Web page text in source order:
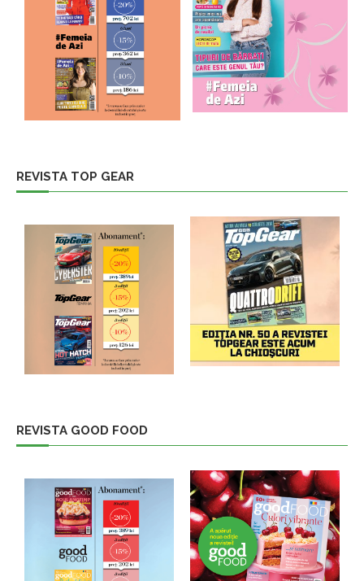
REVISTA TOP GEAR
REVISTA GOOD FOOD